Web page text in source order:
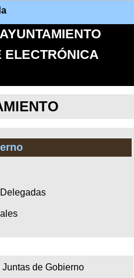
AYUNTAMIENTO
ELECTRÓNICA
Juntas de Gobierno